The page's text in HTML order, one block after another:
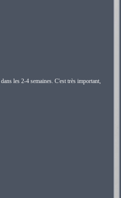
les 2-4 semaines. C'est très important,